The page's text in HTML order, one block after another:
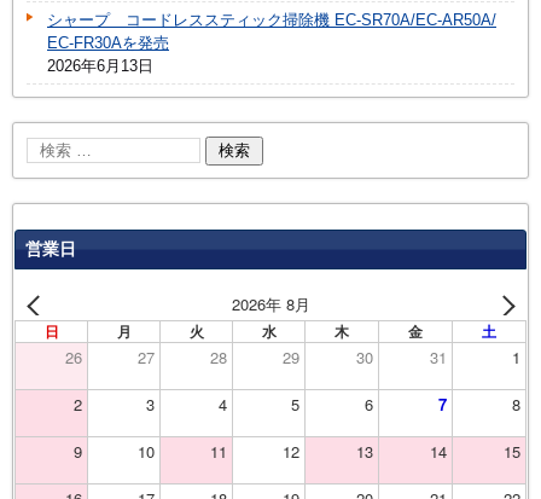
シャープ コードレススティック掃除機 EC-SR70A/EC-AR50A/
EC-FR30Aを発売
2026年6月13日
営業日
2026年 8月
日 月 火 水 木 金 土
26 27 28 29 30 31 1
2 3 4 5 6 7 8
9 10 11 12 13 14 15